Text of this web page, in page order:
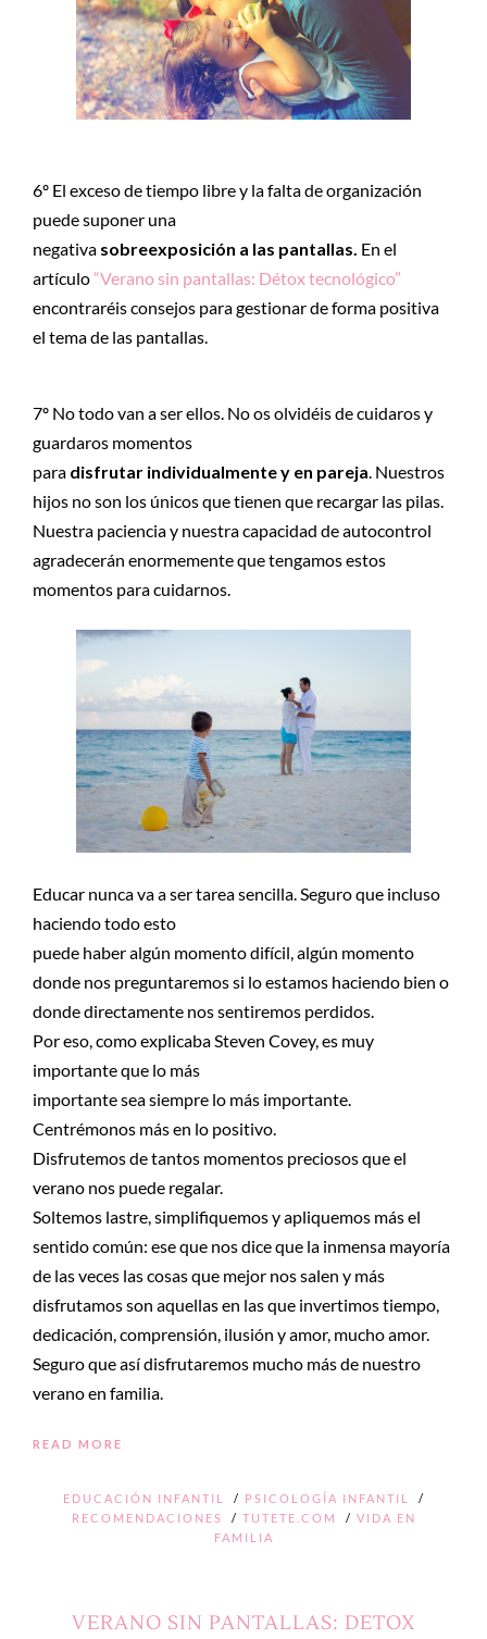
6º El exceso de tiempo libre y la falta de organización
puede suponer una
negativa sobreexposición a las pantallas. En el
artículo“Verano sin pantallas: Détox tecnológico”
encontraréis consejos para gestionar de forma positiva
el tema de las pantallas.
7º No todo van a ser ellos. No os olvidéis de cuidaros y
guardaros momentos
para disfrutar individualmente y en pareja . Nuestros
hijos no son los únicos que tienen que recargar las pilas.
Nuestra paciencia y nuestra capacidad de autocontrol
agradecerán enormemente que tengamos estos
momentos para cuidarnos.
Educar nunca va a ser tarea sencilla. Seguro que incluso
haciendo todo esto
puede haber algún momento difícil, algún momento
donde nos preguntaremos si lo estamos haciendo bien o
donde directamente nos sentiremos perdidos.
Por eso, como explicaba Steven Covey, es muy
importante que lo más
importante sea siempre lo más importante.
Centrémonos más en lo positivo.
Disfrutemos de tantos momentos preciosos que el
verano nos puede regalar.
Soltemos lastre, simplifiquemos y apliquemos más el
sentido común: ese que nos dice que la inmensa mayoría
de las veces las cosas que mejor nos salen y más
disfrutamos son aquellas en las que invertimos tiempo,
dedicación, comprensión, ilusión y amor, mucho amor.
Seguro que así disfrutaremos mucho más de nuestro
verano en familia.
READ MORE
EDUCACIÓN INFANTIL / PSICOLOGÍA INFANTIL
/
RECOMENDACIONES
/ TUTETE.COM / VIDA EN
FAMILIA
VERANO SIN PANTALLAS: DETOX